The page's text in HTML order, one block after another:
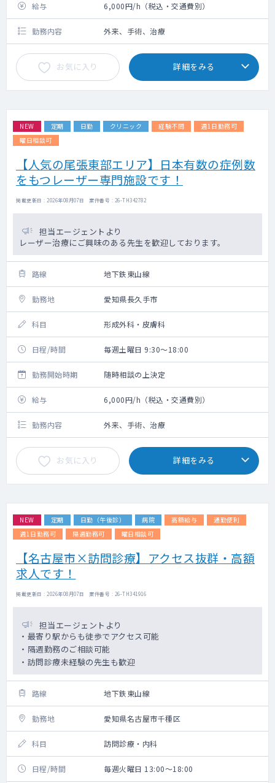
給与 6,000円/h（税込・交通費別）
勤務内容 外来、手術、治療
お気に入り 詳細をみる
NEW 定期 日勤 クリニック 経験不問
週1日勤務可
曜日相談可
【人気の尾張東部エリア】日本有数の症例数
をもつレーザー専門施設です！
掲載更新日 : 2026年08月07日 案件番号 : 26-TH342782
担当エージェントより
レーザー治療にご興味のある先生を歓迎しております。
路線 地下鉄東山線
勤務地 愛知県長久手市
科目 形成外科・皮膚科
日程/時間 毎週土曜日 9:30～18:00
勤務開始時期 随時相談の上決定
給与 6,000円/h（税込・交通費別）
勤務内容 外来、手術、治療
お気に入り 詳細をみる
NEW 定期 日勤（午後診） 病院 高額給与
通勤便利
週1日勤務可
隔週勤務可 曜日相談可
【名古屋市×訪問診療】アクセス抜群・高額
求人です！
掲載更新日 : 2026年08月07日 案件番号 : 26-TH341916
担当エージェントより
・最寄り駅からも徒歩でアクセス可能
・隔週勤務のご相談可能
・訪問診療未経験の先生も歓迎
路線 地下鉄東山線
勤務地 愛知県名古屋市千種区
科目 訪問診療・内科
日程/時間 毎週火曜日 13:00～18:00